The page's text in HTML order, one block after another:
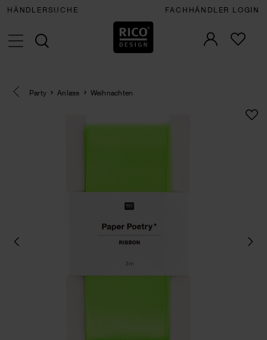
HÄNDLERSUCHE FACHHÄNDLER LOGIN
Eine Kategorie zurück navigieren
Party Anlass Weihnachten